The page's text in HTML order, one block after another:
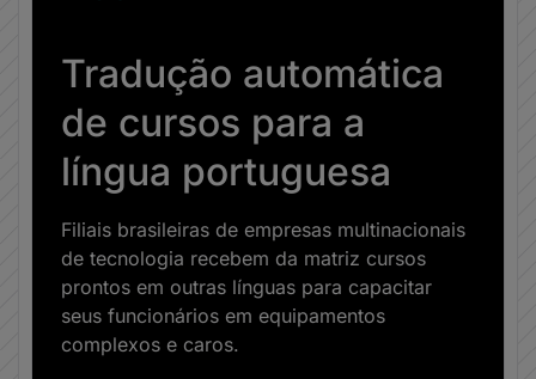
Tradução automática
de cursos para a
língua portuguesa
Filiais brasileiras de empresas multinacionais
de tecnologia recebem da matriz cursos
prontos em outras línguas para capacitar
seus funcionários em equipamentos
complexos e caros.